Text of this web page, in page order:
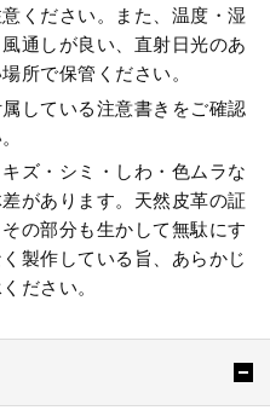
ください。また、温度・湿
通しが良い、直射日光のあ
所で保管ください。
している注意書きをご確認
ズ・シミ・しわ・色ムラな
があります。天然皮革の証
の部分も生かして無駄にす
製作している旨、あらかじ
ださい。